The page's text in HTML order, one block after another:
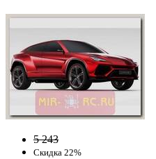
5 243
Скидка 22%